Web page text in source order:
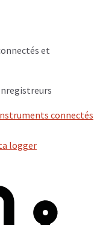
et
connectés
logger